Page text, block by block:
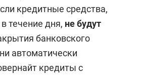
кредитные средства,
течение дня, не будут
банковского
автоматически
кредиты с